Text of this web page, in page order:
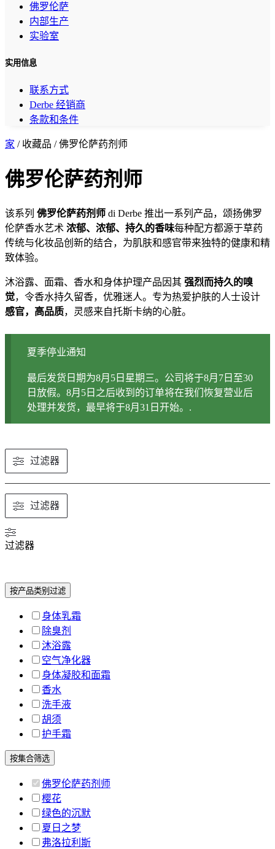
佛罗伦萨
内部生产
实验室
实用信息
联系方式
Derbe 经销商
条款和条件
家 / 收藏品 / 佛罗伦萨药剂师
佛罗伦萨药剂师
该系列 佛罗伦萨药剂师 di Derbe 推出一系列产品，颂扬佛罗
伦萨香水艺术 浓郁、浓郁、持久的香味每种配方都源于草药
传统与化妆品创新的结合，为肌肤和感官带来独特的健康和精
致体验。
沐浴露、面霜、香水和身体护理产品因其 强烈而持久的嗅
觉，令香水持久留香，优雅迷人。专为热爱护肤的人士设计
感官，高品质，灵感来自托斯卡纳的心脏。
夏季停业通知
最后发货日期为8月5日星期三。公司将于8月7日至30
日放假。8月5日之后收到的订单将在我们恢复营业后
处理并发货，最早将于8月31日开始。.
过滤器
过滤器
过滤器
按产品类别过滤
身体乳霜
除臭剂
沐浴露
空气净化器
身体凝胶和面霜
香水
洗手液
胡须
护手霜
按集合筛选
佛罗伦萨药剂师
樱花
绿色的沉默
夏日之梦
弗洛拉利斯